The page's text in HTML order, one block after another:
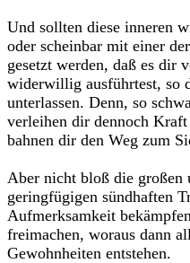
Und sollten diese inneren
oder scheinbar mit einer
gesetzt werden, daß es dir
widerwillig ausführtest, so
unterlassen. Denn, so
verleihen dir dennoch
bahnen dir den Weg zum
Aber nicht bloß die großen
geringfügigen sündhaften
Aufmerksamkeit
freimachen, woraus dann
Gewohnheiten entstehen.